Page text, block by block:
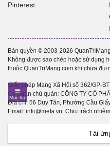
Pinterest
Bản quyền © 2003-2026
Không được sao chép hoặc sử dụng
thuộc QuanTriMang.com khi chưa
Giấy phép Mạng Xã Hội số 362/GP-
Cơ quan chủ quản: CÔNG TY CỔ
Địa chỉ: 56 Duy Tân, Phường Cầu
Email: info@meta.vn. Chịu trách
Tải